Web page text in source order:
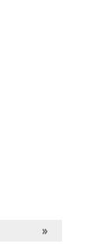
»